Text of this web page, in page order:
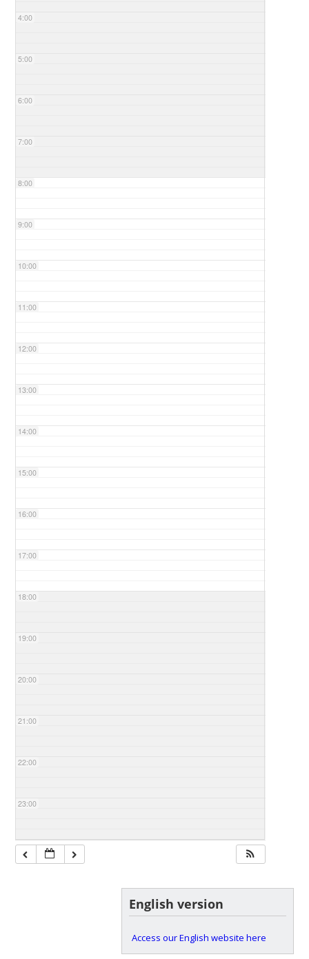
4:00
5:00
6:00
7:00
8:00
9:00
10:00
11:00
12:00
13:00
14:00
15:00
16:00
17:00
18:00
19:00
20:00
21:00
22:00
23:00
English version
Access our English website here